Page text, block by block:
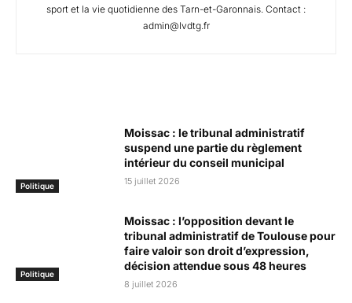
sport et la vie quotidienne des Tarn-et-Garonnais. Contact :
admin@lvdtg.fr
Politique
Moissac : le tribunal administratif
suspend une partie du règlement
intérieur du conseil municipal
15 juillet 2026
Politique
Moissac : l’opposition devant le
tribunal administratif de Toulouse pour
faire valoir son droit d’expression,
décision attendue sous 48 heures
8 juillet 2026